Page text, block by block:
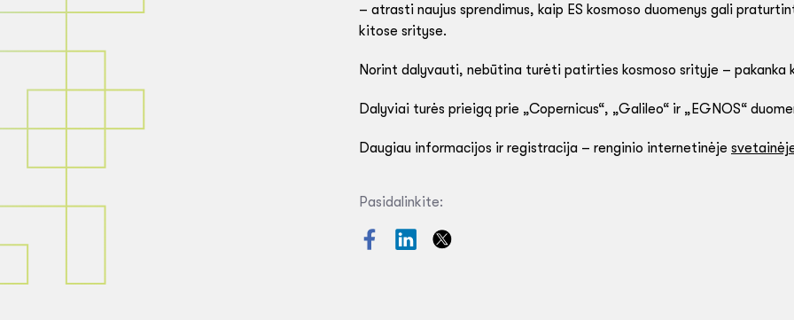
– atrasti naujus sprendimus, kaip ES kosmoso duomenys gali
kitose srityse.
Norint dalyvauti, nebūtina turėti patirties kosmoso srityje – pakanka
Dalyviai turės prieigą prie „Copernicus“, „Galileo“ ir „EGNOS“
Daugiau informacijos ir registracija – renginio internetinėje
Pasidalinkite: